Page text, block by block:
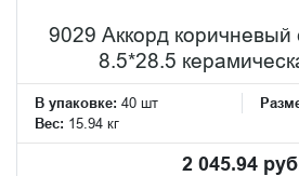
9029 Аккорд коричневый
8.5*28.5
В упаковке: 40 шт
Вес: 15.94 кг
2 045.94